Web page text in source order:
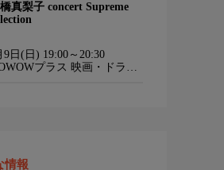
真梨子 concert Supreme
9日(日) 19:00～20:30
プラス 映画・ドラ
情報